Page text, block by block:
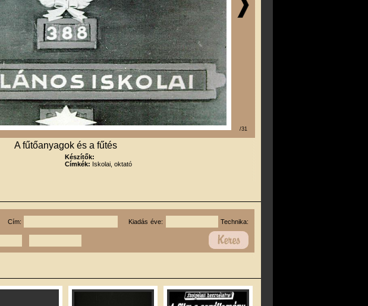
/31
A fűtőanyagok és a fűtés
Készítők:
Címkék: Iskolai, oktató
Cím: Kiadás éve: Technika: